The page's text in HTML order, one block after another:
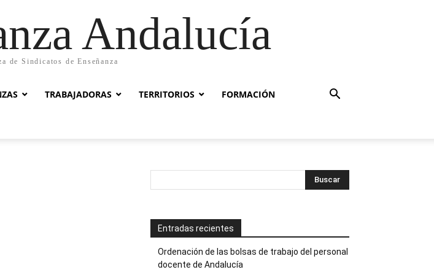
Andalucía
de Sindicatos de Enseñanza
TRABAJADORAS TERRITORIOS FORMACIÓN
Entradas recientes
Ordenación de las bolsas de trabajo del personal
docente de Andalucía